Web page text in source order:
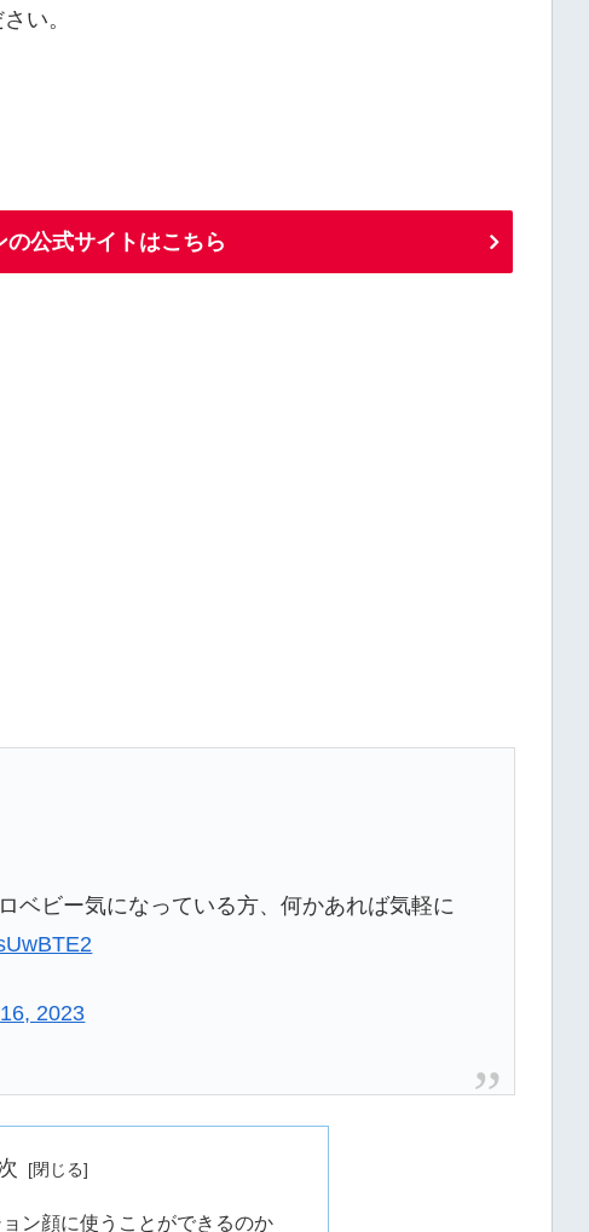
い。
公式サイトはこちら
ベビー気になっている方、何かあれば気軽に
2023
ン顔に使うことができるのか